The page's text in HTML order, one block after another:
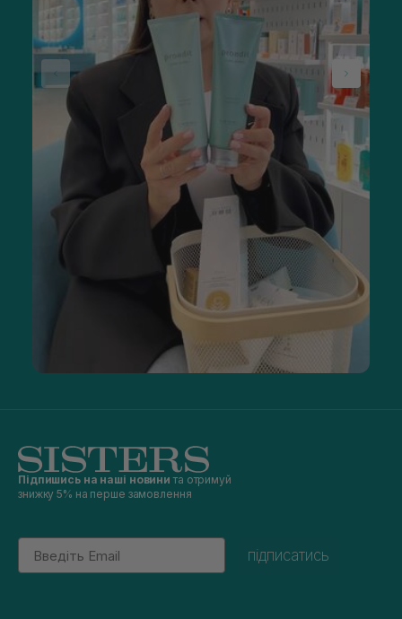
Підпишись на наші новини та отримуй
знижку 5% на перше замовлення
Email
підписатись